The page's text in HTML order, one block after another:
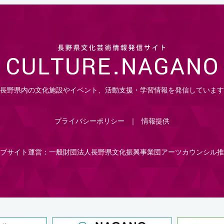
長野県内の文化施設やイベント、活動支援・学習情報を発信しています
プライバシーポリシー 情報提供
サイト運営：一般財団法人長野県文化振興事業団アーツカウンシル